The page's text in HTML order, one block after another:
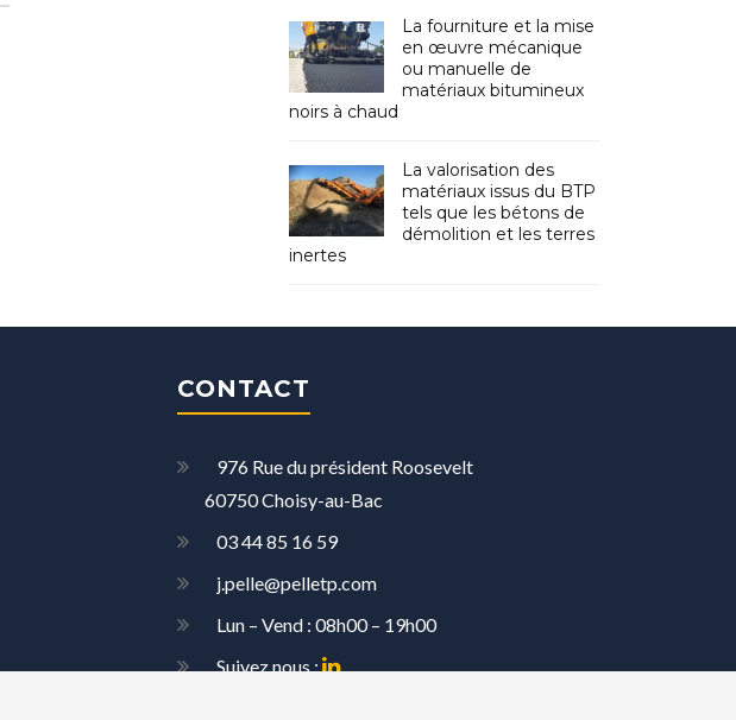
La fourniture et la mise
en œuvre mécanique
ou manuelle de
matériaux bitumineux
noirs à chaud
La valorisation des
matériaux issus du BTP
tels que les bétons de
démolition et les terres
inertes
CONTACT
976 Rue du président Roosevelt
60750 Choisy-au-Bac
03 44 85 16 59
j.pelle@pelletp.com
Lun – Vend : 08h00 – 19h00
Suivez nous :